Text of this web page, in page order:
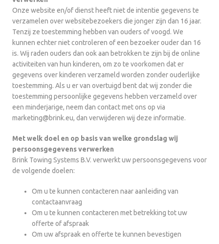
Onze website en/of dienst heeft niet de intentie gegevens te
verzamelen over websitebezoekers die jonger zijn dan 16 jaar.
Tenzij ze toestemming hebben van ouders of voogd. We
kunnen echter niet controleren of een bezoeker ouder dan 16
is. Wij raden ouders dan ook aan betrokken te zijn bij de online
activiteiten van hun kinderen, om zo te voorkomen dat er
gegevens over kinderen verzameld worden zonder ouderlijke
toestemming. Als u er van overtuigd bent dat wij zonder die
toestemming persoonlijke gegevens hebben verzameld over
een minderjarige, neem dan contact met ons op via
marketing@brink.eu, dan verwijderen wij deze informatie.
Met welk doel en op basis van welke grondslag wij
persoonsgegevens verwerken
Brink Towing Systems B.V. verwerkt uw persoonsgegevens voor
de volgende doelen:
Om u te kunnen contacteren naar aanleiding van
contactaanvraag
Om u te kunnen contacteren met betrekking tot uw
offerte of afspraak
Om uw afspraak en offerte te kunnen bevestigen